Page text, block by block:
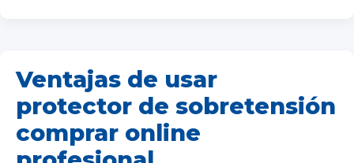
Ventajas de usar
protector de sobretensión
comprar online